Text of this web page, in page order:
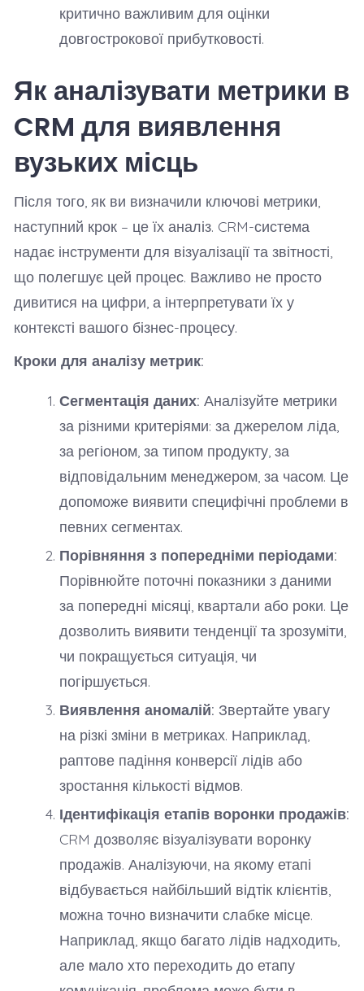
критично важливим для оцінки
довгострокової прибутковості.
Як аналізувати метрики в
CRM для виявлення
вузьких місць
Після того, як ви визначили ключові метрики,
наступний крок – це їх аналіз. CRM-система
надає інструменти для візуалізації та звітності,
що полегшує цей процес. Важливо не просто
дивитися на цифри, а інтерпретувати їх у
контексті вашого бізнес-процесу.
Кроки для аналізу метрик:
Сегментація даних: Аналізуйте метрики
за різними критеріями: за джерелом ліда,
за регіоном, за типом продукту, за
відповідальним менеджером, за часом. Це
допоможе виявити специфічні проблеми в
певних сегментах.
Порівняння з попередніми періодами:
Порівнюйте поточні показники з даними
за попередні місяці, квартали або роки. Це
дозволить виявити тенденції та зрозуміти,
чи покращується ситуація, чи
погіршується.
Виявлення аномалій: Звертайте увагу
на різкі зміни в метриках. Наприклад,
раптове падіння конверсії лідів або
зростання кількості відмов.
Ідентифікація етапів воронки продажів:
CRM дозволяє візуалізувати воронку
продажів. Аналізуючи, на якому етапі
відбувається найбільший відтік клієнтів,
можна точно визначити слабке місце.
Наприклад, якщо багато лідів надходить,
але мало хто переходить до етапу